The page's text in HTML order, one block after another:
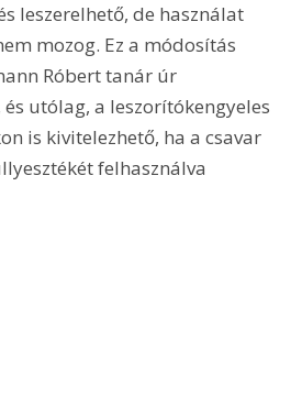
leszerelhető, de használat
mozog. Ez a módosítás
Róbert tanár úr
utólag, a leszorítókengyeles
is kivitelezhető, ha a csavar
felhasználva